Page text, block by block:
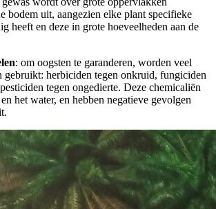
bodem uit, aangezien elke plant specifieke
heeft en deze in grote hoeveelheden aan de
: om oogsten te garanderen, worden veel
gebruikt: herbiciden tegen onkruid, fungiciden
tegen ongedierte. Deze chemicaliën
het water, en hebben negatieve gevolgen